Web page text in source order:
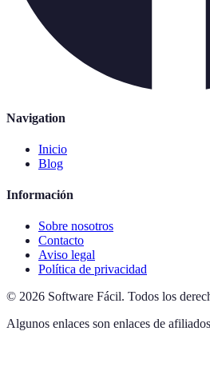
Navigation
Inicio
Blog
Información
Sobre nosotros
Contacto
Aviso legal
Política de privacidad
© 2026 Software Fácil. Todos los
Algunos enlaces son enlaces de